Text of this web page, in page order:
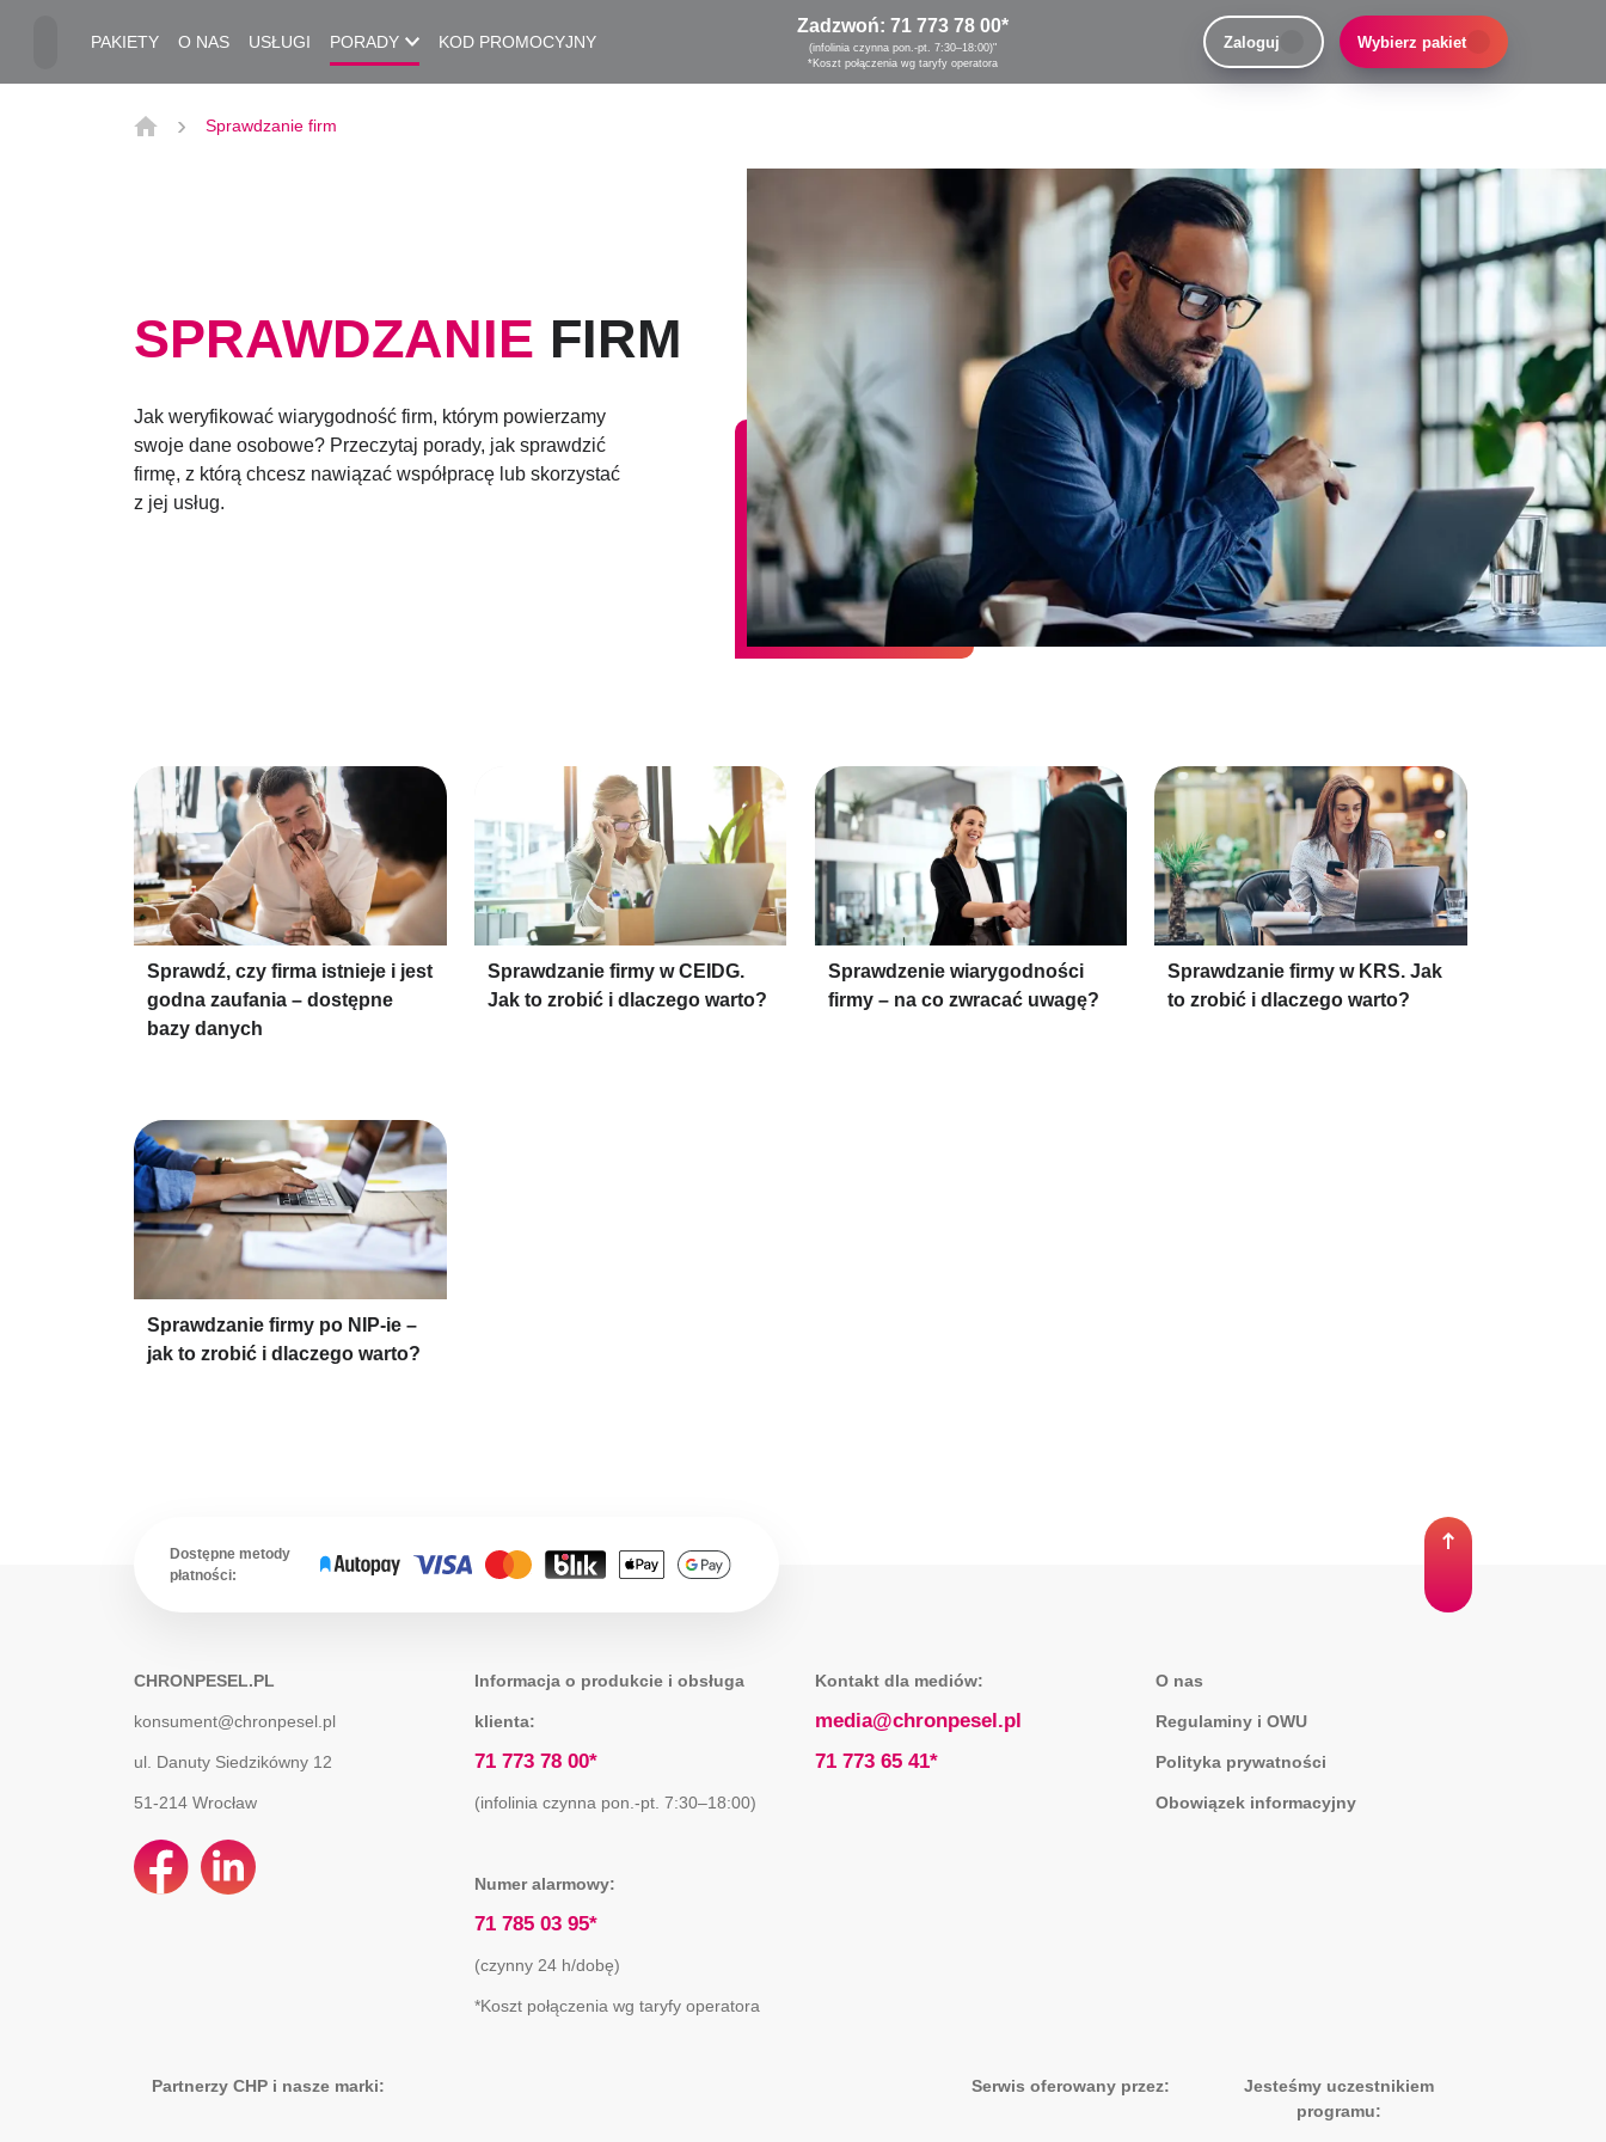
PAKIETY O NAS USŁUGI PORADY KOD PROMOCYJNY
Zadzwoń: 71 773 78 00*
(infolinia czynna pon.-pt. 7:30–18:00)"
*Koszt połączenia wg taryfy operatora
Zaloguj Wybierz pakiet
Sprawdzanie firm
SPRAWDZANIE FIRM
Jak weryfikować wiarygodność firm, którym powierzamy
swoje dane osobowe? Przeczytaj porady, jak sprawdzić
firmę, z którą chcesz nawiązać współpracę lub skorzystać
z jej usług.
Sprawdź, czy firma istnieje i jest
godna zaufania – dostępne
bazy danych
Sprawdzanie firmy w CEIDG.
Jak to zrobić i dlaczego warto?
Sprawdzenie wiarygodności
firmy – na co zwracać uwagę?
Sprawdzanie firmy w KRS. Jak
to zrobić i dlaczego warto?
Sprawdzanie firmy po NIP-ie –
jak to zrobić i dlaczego warto?
Dostępne metody
płatności:
CHRONPESEL.PL
konsument@chronpesel.pl
ul. Danuty Siedzikówny 12
51-214 Wrocław
Informacja o produkcie i obsługa
klienta:
71 773 78 00*
(infolinia czynna pon.-pt. 7:30–18:00)
Numer alarmowy:
71 785 03 95*
(czynny 24 h/dobę)
*Koszt połączenia wg taryfy operatora
Kontakt dla mediów:
media@chronpesel.pl
71 773 65 41*
O nas
Regulaminy i OWU
Polityka prywatności
Obowiązek informacyjny
Partnerzy CHP i nasze marki: Serwis oferowany przez:
Jesteśmy uczestnikiem
programu: